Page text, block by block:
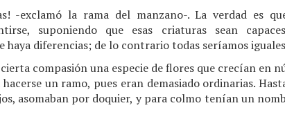
-exclamó la rama del manzano-. La verdad es
suponiendo que esas criaturas sean
haya diferencias; de lo contrario todas seríamos
compasión una especie de flores que crecían en
un ramo, pues eran demasiado ordinarias.
asomaban por doquier, y para colmo tenían un